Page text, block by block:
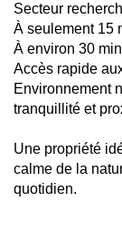
Secteur
À seulement 15
À environ 30
Accès rapide
Environnement
tranquillité et
Une propriété
calme de la
quotidien.